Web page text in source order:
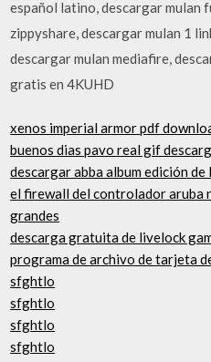
español latino, descargar mulan
zippyshare, descargar mulan 1
descargar mulan mediafire,
gratis en 4KUHD
xenos imperial armor pdf
buenos dias pavo real gif
descargar abba album edición de
el firewall del controlador aruba
grandes
descarga gratuita de livelock
programa de archivo de tarjeta
sfghtlo
sfghtlo
sfghtlo
sfghtlo